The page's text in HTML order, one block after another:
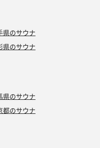
県のサウナ
県のサウナ
県のサウナ
都のサウナ